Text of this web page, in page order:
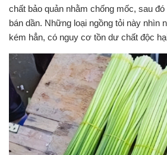
chất bảo quản nhằm chống mốc, sau
bán dần. Những loại ngồng tỏi này nhìn
kém hẳn, có nguy cơ tồn dư chất độc